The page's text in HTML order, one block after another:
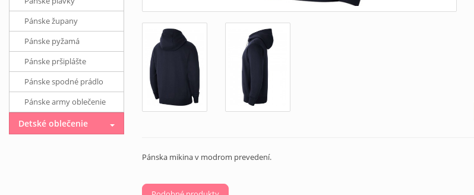
Pánska mikina v modrom prevedení.
Pánske župany
Pánske pyžamá
Pánske pršiplášte
Pánske spodné prádlo
Pánske army oblečenie
Detské oblečenie